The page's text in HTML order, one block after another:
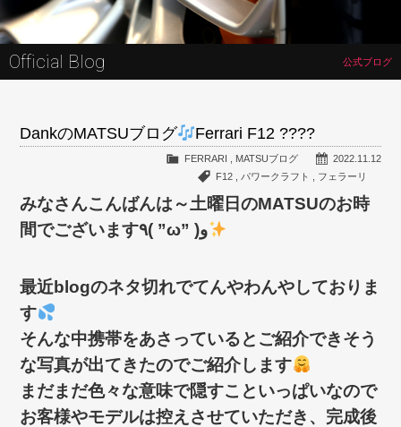
Official Blog 公式ブログ
DankのMATSUブログ Ferrari F12 ????
2022.11.12
FERRARI
MATSUブログ
F12, パワークラフト フェラーリ
みなさんこんばんは～土曜日のMATSUのお時
間でございます٩( ”ω” )و
最近blogのネタ切れでてんやわんやしておりま
す
そんな中携帯をあさっているとご紹介できそう
な写真が出てきたのでご紹介します
まだまだ色々な意味で隠すこといっぱいなので
お客様やモデルは控えさせていただき、完成後